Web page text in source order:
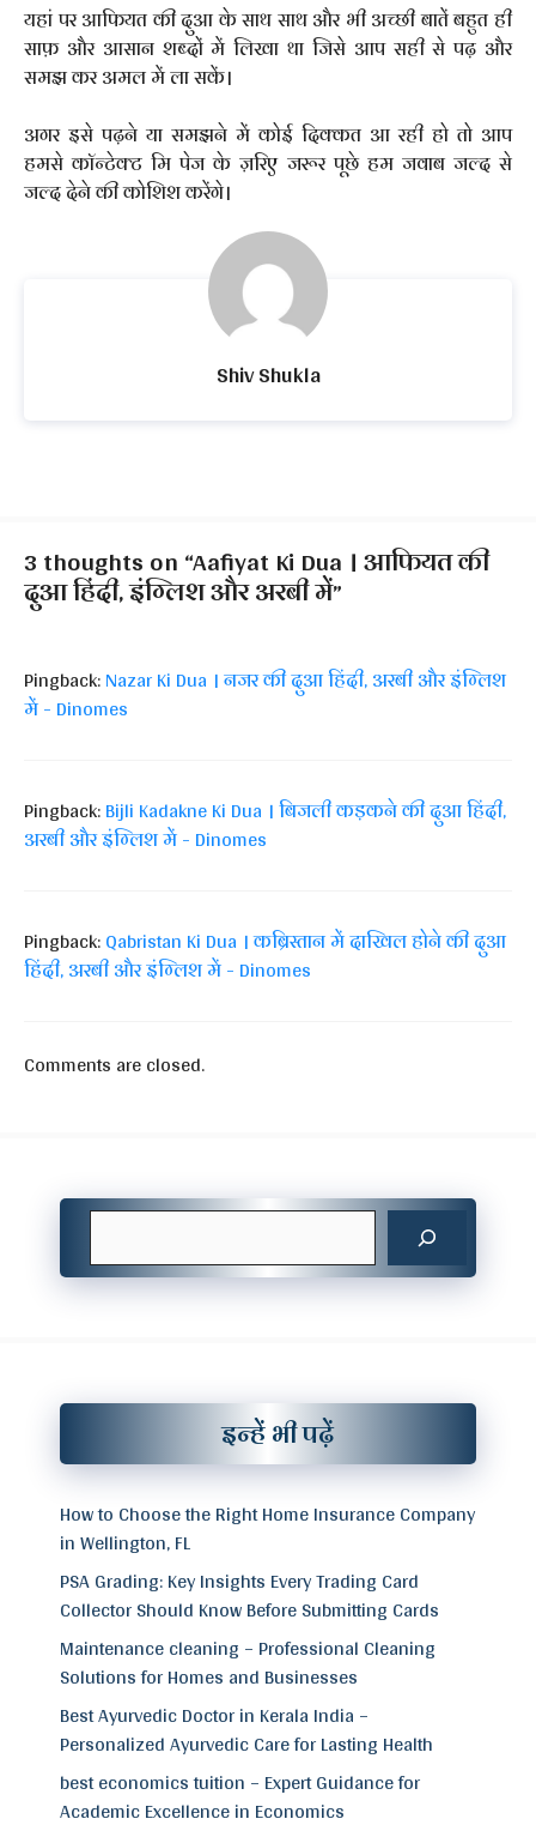
यहां पर आफियत की दुआ के साथ साथ और भी अच्छी बातें बहुत ही
साफ़ और आसान शब्दों में लिखा था जिसे आप सही से पढ़ और
समझ कर अमल में ला सकें।
अगर इसे पढ़ने या समझने में कोई दिक्कत आ रही हो तो आप
हमसे कॉन्टेक्ट मि पेज के ज़रिए जरूर पूछे हम जवाब जल्द से
जल्द देने की कोशिश करेंगे।
Shiv Shukla
3 thoughts on “Aafiyat Ki Dua । आफियत की
दुआ हिंदी, इंग्लिश और अरबी में”
Pingback:Nazar Ki Dua । नजर की दुआ हिंदी, अरबी और इंग्लिश
में - Dinomes
Pingback:Bijli Kadakne Ki Dua । बिजली कड़कने की दुआ हिंदी,
अरबी और इंग्लिश में - Dinomes
Pingback:Qabristan Ki Dua । कब्रिस्तान में दाखिल होने की दुआ
हिंदी, अरबी और इंग्लिश में - Dinomes
Comments are closed.
Search
इन्हें भी पढ़ें
How to Choose the Right Home Insurance Company
in Wellington, FL
PSA Grading: Key Insights Every Trading Card
Collector Should Know Before Submitting Cards
Maintenance cleaning – Professional Cleaning
Solutions for Homes and Businesses
Best Ayurvedic Doctor in Kerala India –
Personalized Ayurvedic Care for Lasting Health
best economics tuition – Expert Guidance for
Academic Excellence in Economics